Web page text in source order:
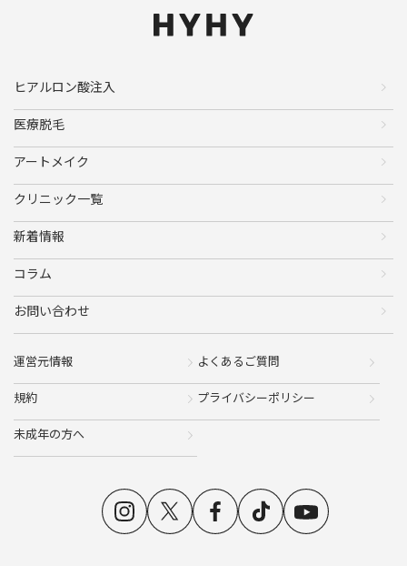
ヒアルロン酸注入
医療脱毛
アートメイク
クリニック一覧
新着情報
コラム
お問い合わせ
運営元情報 よくあるご質問
規約 プライバシーポリシー
未成年の方へ